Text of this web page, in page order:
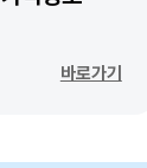
바로가기